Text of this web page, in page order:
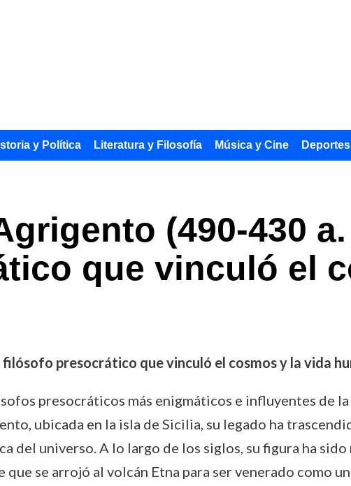
y Política Literatura y Filosofía Música y Cine Deportes
(490-430
que vinculó el
presocrático que vinculó el cosmos y la vida
presocráticos más enigmáticos e influyentes de
ubicada en la isla de Sicilia, su legado ha
del universo. A lo largo de los siglos, su figura ha sido
se arrojó al volcán Etna para ser venerado como